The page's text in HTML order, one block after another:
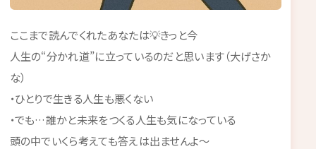
ここまで読んでくれたあなたは💡きっと今
人生の“分かれ道”に立っているのだと思います（大げさか
な）
・ひとりで生きる人生も悪くない
・でも…誰かと未来をつくる人生も気になっている
頭の中でいくら考えても答えは出ませんよ～